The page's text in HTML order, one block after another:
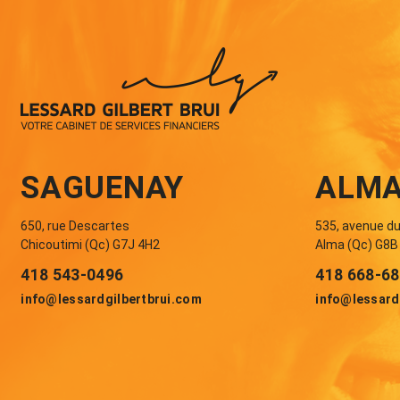
SAGUENAY
650, rue Descartes
Chicoutimi (Qc) G7J 4H2
418 543-0496
info@lessardgilbertbrui.com
535, avenue
Alma (Qc)
418 668-